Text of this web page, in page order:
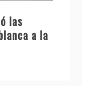
las
a la